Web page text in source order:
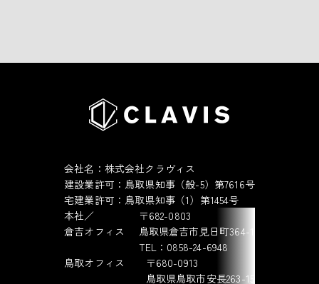
会社名：株式会社クラヴィス
建設業許可：鳥取県知事（般-5）第7616号
宅建業許可：鳥取県知事（1）第1454号
本社／
倉吉オフィス
〒682-0803
鳥取県倉吉市見日町364-1
TEL：0858-24-6948
鳥取オフィス
〒680-0913
鳥取県鳥取市安長263-15